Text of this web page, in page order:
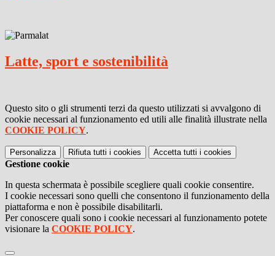
Latte, sport e sostenibilità
Questo sito o gli strumenti terzi da questo utilizzati si avvalgono di
cookie necessari al funzionamento ed utili alle finalità illustrate nella
COOKIE POLICY.
Personalizza Rifiuta tutti i cookies Accetta tutti i cookies
Gestione cookie
In questa schermata è possibile scegliere quali cookie consentire.
I cookie necessari sono quelli che consentono il funzionamento della
piattaforma e non è possibile disabilitarli.
Per conoscere quali sono i cookie necessari al funzionamento potete
visionare la COOKIE POLICY.